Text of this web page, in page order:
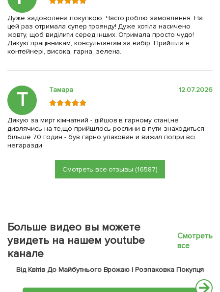
Дуже задоволена покупкою. Часто роблю замовлення. На
цей раз отримала супер троянду! Дуже хотіла насичено
жовту, щоб виділити серед інших. Отримала просто чудо!
Дякую працівникам, консультантам за вибір. Прийшла в
контейнері, висока, гарна, зелена.
Т Тамара 12.07.2026
Дякую за мирт кімнатний - дійшов в гарному стані,не
дивлячись на те,що прийшлось рослини в пути знаходиться
більше 70 годин - був гарно упакован и вижил попри всі
негаразди
Смотреть все отзывы (16587)
Больше видео вы можете
увидеть на нашем youtube
канале
Смотреть
все
Від Квітів До Майбутнього Врожаю | Розпаковка Покупця